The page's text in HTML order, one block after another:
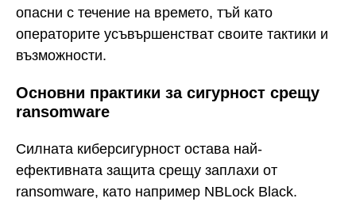
опасни с течение на времето, тъй като
операторите усъвършенстват своите тактики и
възможности.
Основни практики за сигурност срещу
ransomware
Силната киберсигурност остава най-
ефективната защита срещу заплахи от
ransomware, като например NBLock Black.